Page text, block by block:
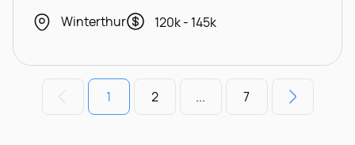
Winterthur
120k - 145k
1 2 ... 7